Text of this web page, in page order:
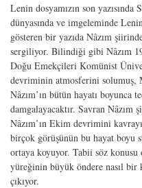
Lenin dosyamızın son
dünyasında ve imgeleminde
gösteren bir yazıda Nâzım
sergiliyor. Bilindiği gibi Nâzım 19
Doğu Emekçileri Komünist
devriminin atmosferini solumuş,
Nâzım’ın bütün hayatı boyunca
damgalayacaktır. Savran
Nâzım’ın Ekim devrimini
birçok görüşünün bu hayat boyu
ortaya koyuyor. Tabii söz konusu
yüreğinin büyük öndere nasıl
çıkıyor.